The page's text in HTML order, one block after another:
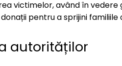
victimelor, având în
pentru a sprijini
autorităților